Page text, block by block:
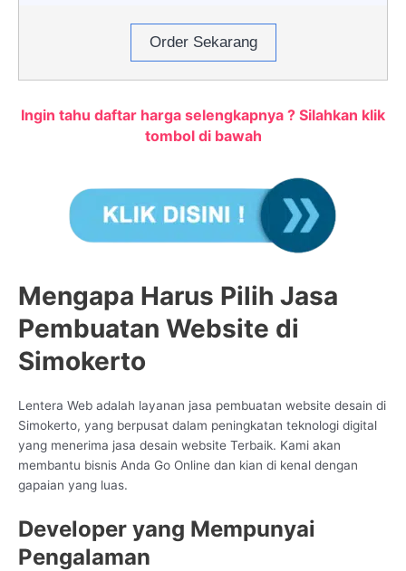
Order Sekarang
Ingin tahu daftar harga selengkapnya ? Silahkan klik
tombol di bawah
Mengapa Harus Pilih Jasa
Pembuatan Website di
Simokerto
Lentera Web adalah layanan jasa pembuatan website desain di
Simokerto, yang berpusat dalam peningkatan teknologi digital
yang menerima jasa desain website Terbaik. Kami akan
membantu bisnis Anda Go Online dan kian di kenal dengan
gapaian yang luas.
Developer yang Mempunyai
Pengalaman